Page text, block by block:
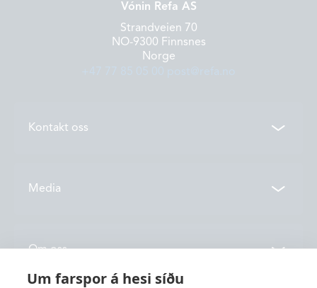
Vónin Refa AS
Strandveien 70
NO-9300 Finnsnes
Norge
Kontakt oss
Media
Om oss
Um farspor á hesi síðu